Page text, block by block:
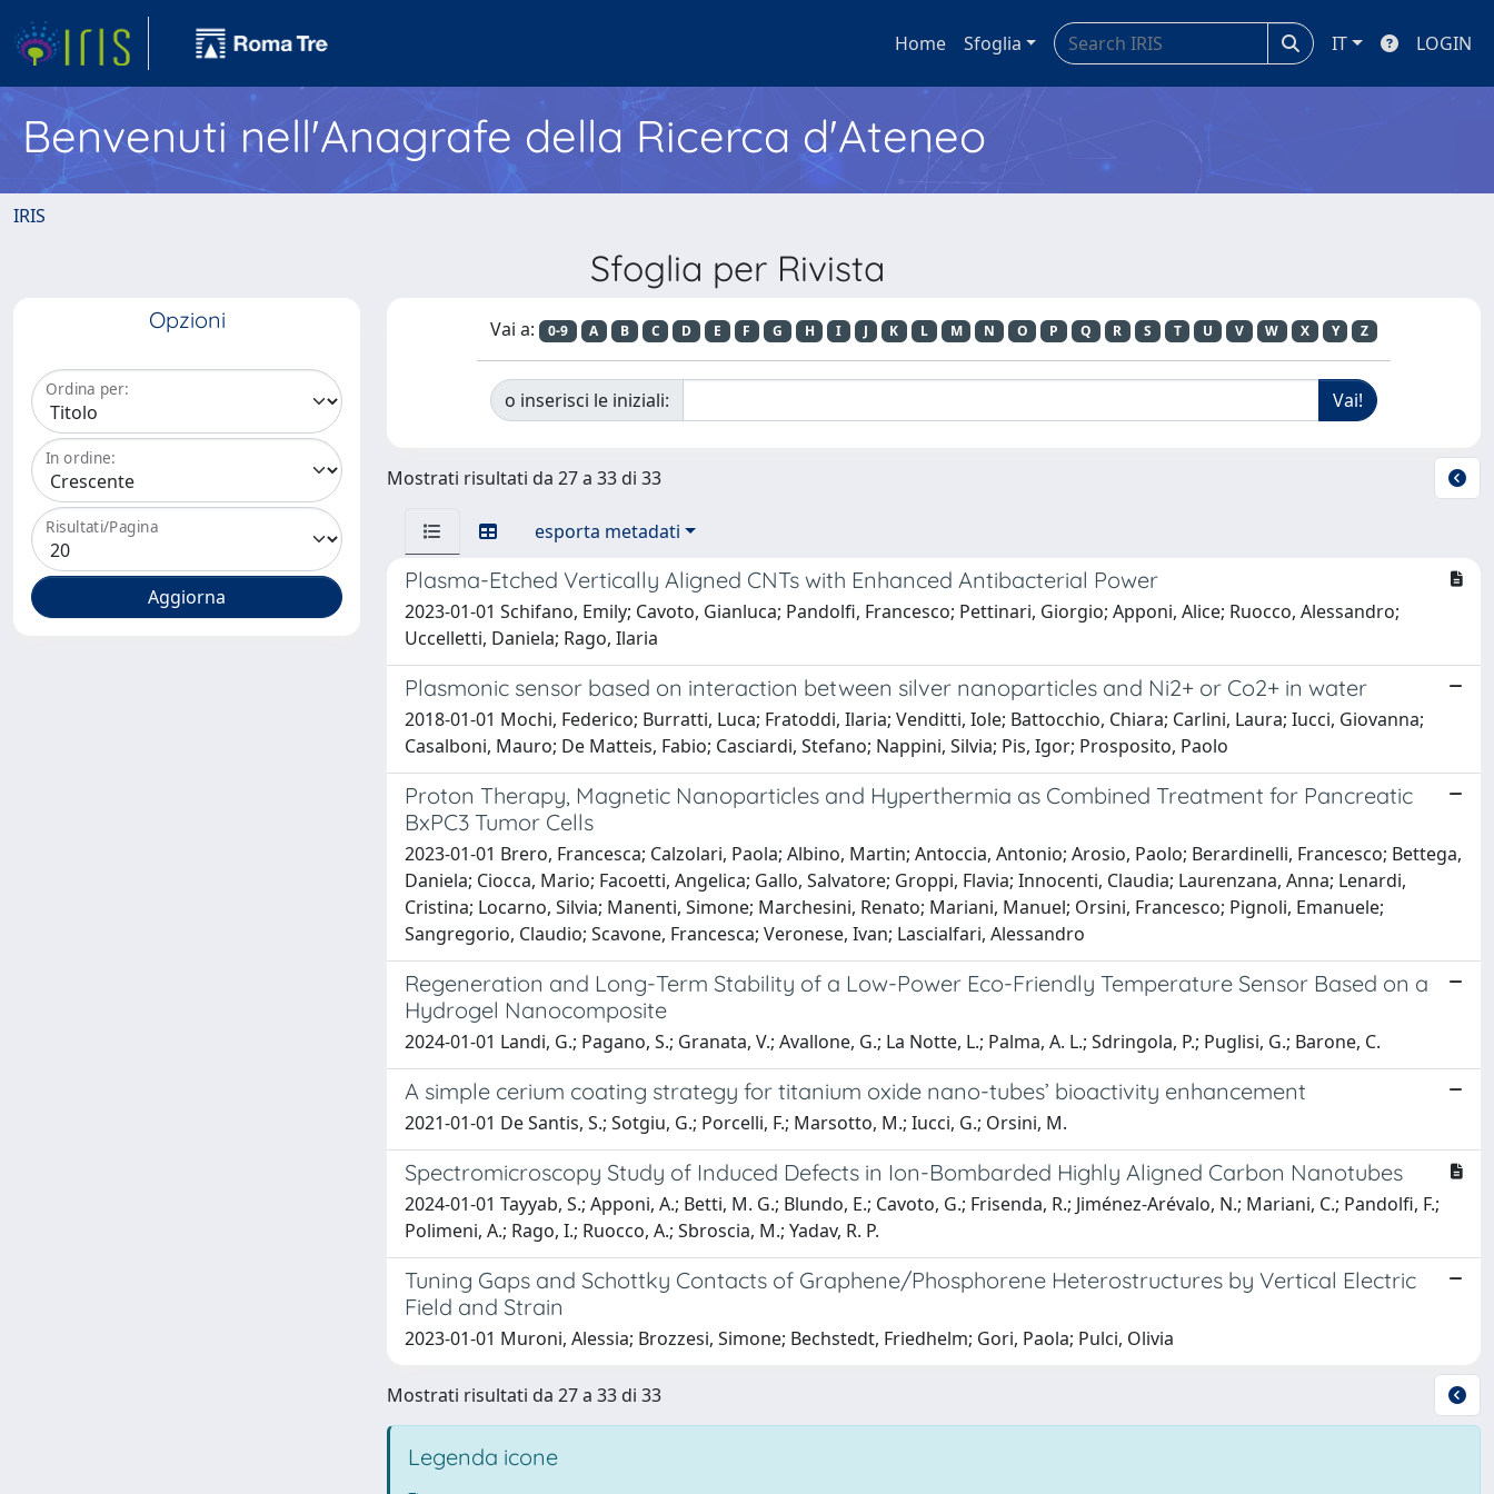
Home Sfoglia IT LOGIN
Benvenuti nell'Anagrafe della Ricerca d'Ateneo
IRIS
Sfoglia per Rivista
Opzioni
Ordina per:
In ordine:
Risultati/Pagina
Vai a: 0-9 A B C D E F G H I J K L M N O P Q R S T U V W X Y Z
o inserisci le iniziali:
Mostrati risultati da 27 a 33 di 33
esporta metadati
Plasma-Etched Vertically Aligned CNTs with Enhanced Antibacterial Power
2023-01-01 Schifano, Emily; Cavoto, Gianluca; Pandolfi, Francesco; Pettinari, Giorgio; Apponi, Alice; Ruocco, Alessandro;
Uccelletti, Daniela; Rago, Ilaria
Plasmonic sensor based on interaction between silver nanoparticles and Ni2+ or Co2+ in water
2018-01-01 Mochi, Federico; Burratti, Luca; Fratoddi, Ilaria; Venditti, Iole; Battocchio, Chiara; Carlini, Laura; Iucci, Giovanna;
Casalboni, Mauro; De Matteis, Fabio; Casciardi, Stefano; Nappini, Silvia; Pis, Igor; Prosposito, Paolo
Proton Therapy, Magnetic Nanoparticles and Hyperthermia as Combined Treatment for Pancreatic
BxPC3 Tumor Cells
2023-01-01 Brero, Francesca; Calzolari, Paola; Albino, Martin; Antoccia, Antonio; Arosio, Paolo; Berardinelli, Francesco; Bettega,
Daniela; Ciocca, Mario; Facoetti, Angelica; Gallo, Salvatore; Groppi, Flavia; Innocenti, Claudia; Laurenzana, Anna; Lenardi,
Cristina; Locarno, Silvia; Manenti, Simone; Marchesini, Renato; Mariani, Manuel; Orsini, Francesco; Pignoli, Emanuele;
Sangregorio, Claudio; Scavone, Francesca; Veronese, Ivan; Lascialfari, Alessandro
Regeneration and Long-Term Stability of a Low-Power Eco-Friendly Temperature Sensor Based on a
Hydrogel Nanocomposite
2024-01-01 Landi, G.; Pagano, S.; Granata, V.; Avallone, G.; La Notte, L.; Palma, A. L.; Sdringola, P.; Puglisi, G.; Barone, C.
A simple cerium coating strategy for titanium oxide nano-tubes’ bioactivity enhancement
2021-01-01 De Santis, S.; Sotgiu, G.; Porcelli, F.; Marsotto, M.; Iucci, G.; Orsini, M.
Spectromicroscopy Study of Induced Defects in Ion-Bombarded Highly Aligned Carbon Nanotubes
2024-01-01 Tayyab, S.; Apponi, A.; Betti, M. G.; Blundo, E.; Cavoto, G.; Frisenda, R.; Jiménez-Arévalo, N.; Mariani, C.; Pandolfi, F.;
Polimeni, A.; Rago, I.; Ruocco, A.; Sbroscia, M.; Yadav, R. P.
Tuning Gaps and Schottky Contacts of Graphene/Phosphorene Heterostructures by Vertical Electric
Field and Strain
2023-01-01 Muroni, Alessia; Brozzesi, Simone; Bechstedt, Friedhelm; Gori, Paola; Pulci, Olivia
Mostrati risultati da 27 a 33 di 33
Legenda icone